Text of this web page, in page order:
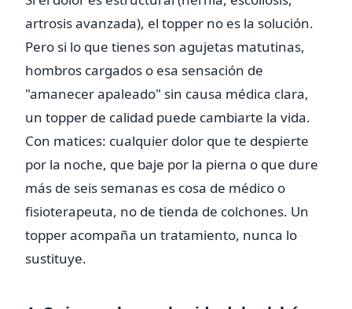
artrosis avanzada), el topper no es la solución.
Pero si lo que tienes son agujetas matutinas,
hombros cargados o esa sensación de
"amanecer apaleado" sin causa médica clara,
un topper de calidad puede cambiarte la vida.
Con matices: cualquier dolor que te despierte
por la noche, que baje por la pierna o que dure
más de seis semanas es cosa de médico o
fisioterapeuta, no de tienda de colchones. Un
topper acompaña un tratamiento, nunca lo
sustituye.